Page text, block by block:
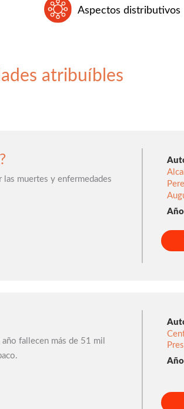
Aspectos distributivos
atribuíbles
muertes y enfermedades
fallecen más de 51 mil